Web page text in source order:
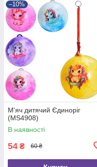
–10%
М'яч дитячий Єдиноріг
(MS4908)
В наявності
54 ₴ 60 ₴